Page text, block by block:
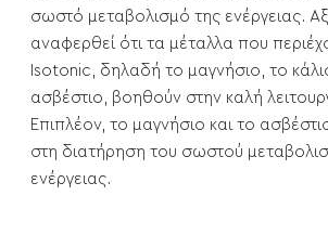
σωστό μεταβολισμό της ενέργειας.
αναφερθεί ότι τα μέταλλα που
Isotonic, δηλαδή το μαγνήσιο, το
ασβέστιο, βοηθούν στην καλή
Επιπλέον, το μαγνήσιο και το
στη διατήρηση του σωστού
ενέργειας.